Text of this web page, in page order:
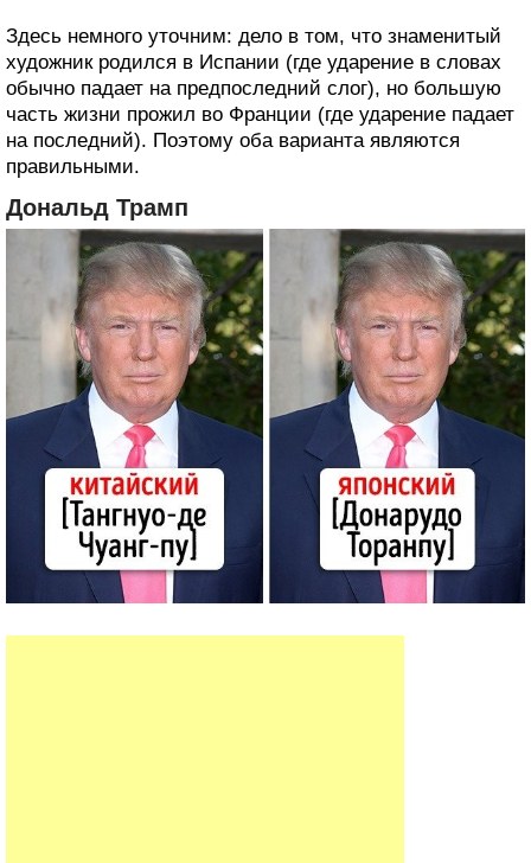
Здесь немного уточним: дело в том, что знаменитый
художник родился в Испании (где ударение в словах
обычно падает на предпоследний слог), но большую
часть жизни прожил во Франции (где ударение падает
на последний). Поэтому оба варианта являются
правильными.
Дональд Трамп